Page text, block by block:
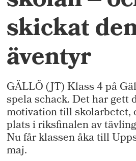
skickat
äventyr
GÄLLÖ (JT) Klass 4 på
spela schack. Det har gett
motivation till skolarbetet,
plats i riksfinalen av
Nu får klassen åka till
maj.